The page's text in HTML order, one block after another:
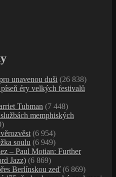
unavenou duši (26 838)
éry velkých festivalů
Tubman (7 448)
memphiských
(6 954)
soulu (6 949)
– Paul Motian: Further
Jazz) (6 869)
Berlínskou zeď (6 869)